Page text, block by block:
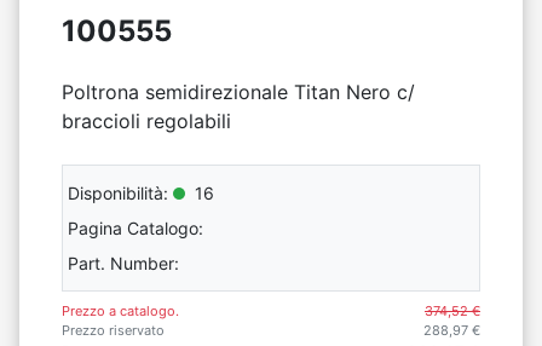
100555
Poltrona semidirezionale Titan Nero c/
braccioli regolabili
Disponibilità:
16
Pagina Catalogo:
Part. Number:
Prezzo a catalogo.
374,52 €
Prezzo riservato
288,97 €